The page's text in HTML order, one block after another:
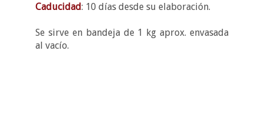
Caducidad: 10 días desde su elaboración.
Se sirve en bandeja de 1 kg aprox. envasada
al vacío.